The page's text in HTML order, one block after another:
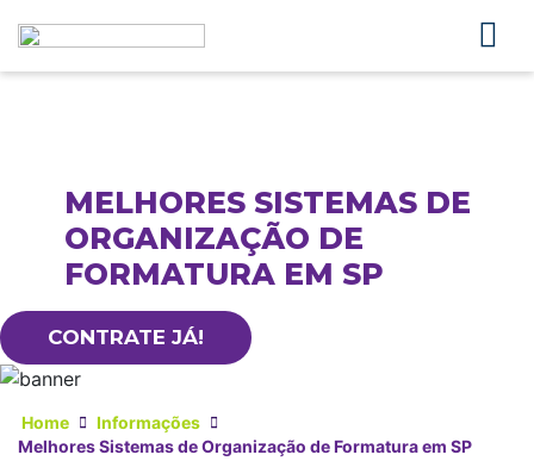
MELHORES SISTEMAS DE
ORGANIZAÇÃO DE
FORMATURA EM SP
CONTRATE JÁ!
Home
Informações
Melhores Sistemas de Organização de Formatura em SP